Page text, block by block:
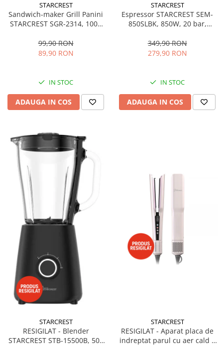
STARCREST
Sandwich-maker Grill Panini
STARCREST SGR-2314, 1000
Deschidere 180°, Suprafata
de gatire 23 x 14 cm, Negru
99,90 RON
89,90 RON
IN STOC
ADAUGA IN COS
STARCREST
Espressor STARCREST SEM-
850SLBK, 850W, 20 bar,
dispozitiv spumare, filtru
dublu din inox, Negru/Inox
349,90 RON
279,90 RON
IN STOC
ADAUGA IN COS
STARCREST
RESIGILAT - Blender
STARCREST STB-15500B, 500
STARCREST
RESIGILAT - Aparat placa de
indreptat parul cu aer cald 2